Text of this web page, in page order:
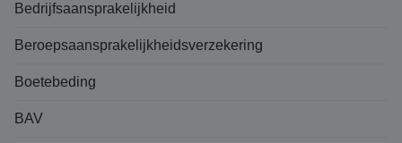
Bedrijfsaansprakelijkheid
Beroepsaansprakelijkheidsverzekering
Boetebeding
BAV